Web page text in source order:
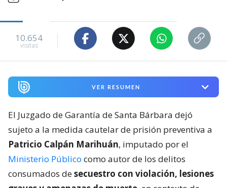
10.654
visitas
VER RESUMEN
El Juzgado de Garantía de Santa Bárbara dejó
sujeto a la medida cautelar de prisión preventiva a
Patricio Calpán Marihuán, imputado por el
Ministerio Público como autor de los delitos
consumados desecuestro con violación, lesiones